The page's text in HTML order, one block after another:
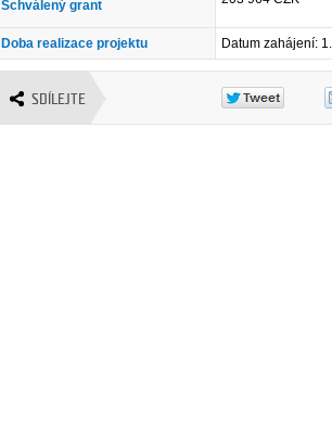
Schválený grant
Doba realizace projektu Datum zahájení:
SDÍLEJTE